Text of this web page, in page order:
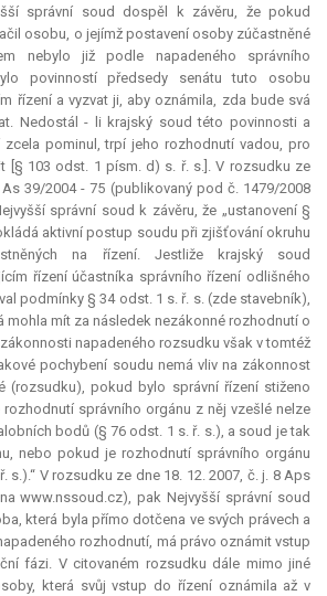
správní soud dospěl k závěru, že pokud
osobu, o jejímž postavení osoby zúčastněné
nebylo již podle napadeného správního
povinností předsedy senátu tuto osobu
řízení a vyzvat ji, aby oznámila, zda bude svá
Nedostál - li krajský soud této povinnosti a
pominul, trpí jeho rozhodnutí vadou, pro
[§ 103 odst. 1 písm. d) s. ř. s.]. V rozsudku ze
39/2004 - 75 (publikovaný pod č. 1479/2008
správní soud k závěru, že „ustanovení §
aktivní postup soudu při zjišťování okruhu
na řízení. Jestliže krajský soud
řízení účastníka správního řízení odlišného
podmínky § 34 odst. 1 s. ř. s. (zde stavebník),
mohla mít za následek nezákonné rozhodnutí o
zákonnosti napadeného rozsudku však v tomtéž
pochybení soudu nemá vliv na zákonnost
(rozsudku), pokud bylo správní řízení stiženo
správního orgánu z něj vzešlé nelze
bodů (§ 76 odst. 1 s. ř. s.), a soud je tak
nebo pokud je rozhodnutí správního orgánu
s.).“ V rozsudku ze dne 18. 12. 2007, č. j. 8 Aps
www.nssoud.cz), pak Nejvyšší správní soud
která byla přímo dotčena ve svých právech a
rozhodnutí, má právo oznámit vstup
fázi. V citovaném rozsudku dále mimo jiné
která svůj vstup do řízení oznámila až v